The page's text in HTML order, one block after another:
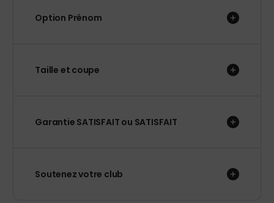
Option Prénom
Taille et coupe
Garantie SATISFAIT ou SATISFAIT
Soutenez votre club